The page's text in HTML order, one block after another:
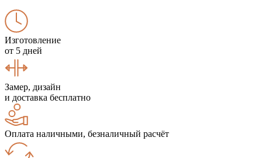
Изготовление
от 5 дней
Замер, дизайн
и доставка бесплатно
Оплата наличными, безналичный расчёт